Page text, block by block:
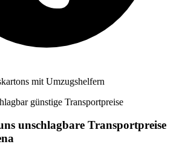
mit Umzugshelfern
günstige Transportpreise
unschlagbare Transportpreise